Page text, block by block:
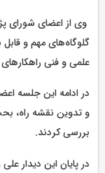
وی از اعضای شورای
گلوگاه‌های مهم و قابل
علمی و فنی راهکارهای
در ادامه این جلسه
و تدوین نقشه راه،
بررسی کردند.
در پایان این دیدار